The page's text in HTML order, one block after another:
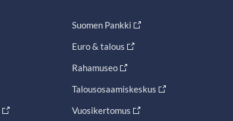
Suomen Pankki
Euro & talous
Rahamuseo
Talousosaamiskeskus
Vuosikertomus